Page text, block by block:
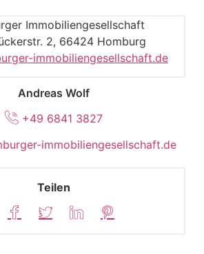
Immobiliengesellschaft
2, 66424 Homburg
immobiliengesellschaft.de
Andreas Wolf
+49 6841 3827
immobiliengesellschaft.de
Teilen